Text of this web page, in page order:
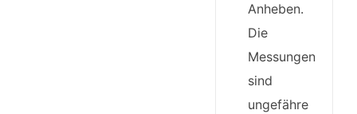
Anheben.
Die
Messungen
sind
ungefähre